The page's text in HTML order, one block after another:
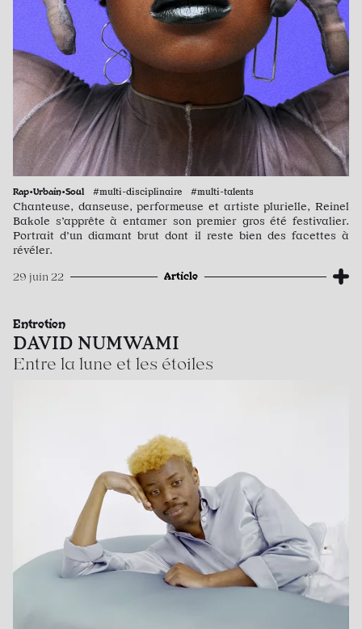
Rap•Urbain•Soul #multi-disciplinaire #multi-talents
Chanteuse, danseuse, performeuse et artiste plurielle, Reinel
Bakole s’apprête à entamer son premier gros été festivalier.
Portrait d’un diamant brut dont il reste bien des facettes à
révéler.
29 juin 22 Article
Entretien
DAVID NUMWAMI
Entre la lune et les étoiles